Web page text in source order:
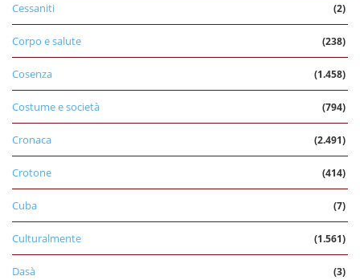
Cessaniti (2)
Corpo e salute (238)
Cosenza (1.458)
Costume e società (794)
Cronaca (2.491)
Crotone (414)
Cuba (7)
Culturalmente (1.561)
Dasà (3)